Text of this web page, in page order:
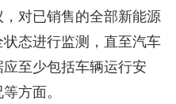
对已销售的全部新能源
态进行监测，直至汽车
至少包括车辆运行安
方面。